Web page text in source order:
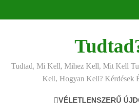
Tudtad, Mi Kell, Mihez Kell, Mit Kell
Kell, Hogyan Kell? Kérdések
VÉLETLENSZERŰ